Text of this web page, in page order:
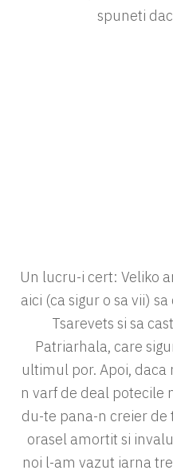
spuneti
Un lucru-i cert: Veliko
aici (ca sigur o sa vii)
Tsarevets si sa
Patriarhala, care
ultimul por. Apoi, daca
n varf de deal potecile
du-te pana-n creier de
orasel amortit si
noi l-am vazut iarna